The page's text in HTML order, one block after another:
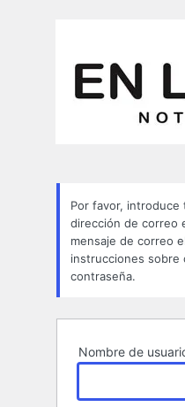
Por favor, introduce
dirección de correo
mensaje de correo
instrucciones sobre
contraseña.
Nombre de